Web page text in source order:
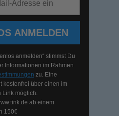
ANMELDEN
anmelden“ stimmst Du
Informationen im Rahmen
zu. Eine
kostenfrei über einen im
Link möglich.
ab einem
150€